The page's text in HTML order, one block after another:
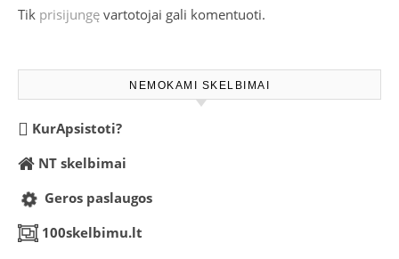
Tik prisijungę vartotojai gali komentuoti.
NEMOKAMI SKELBIMAI
KurApsistoti?
NT skelbimai
Geros paslaugos
100skelbimu.lt